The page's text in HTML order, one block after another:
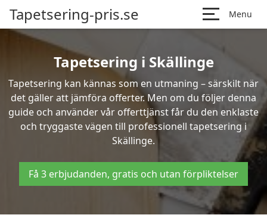
Tapetsering-pris.se Menu
Tapetsering i Skällinge
Tapetsering kan kännas som en utmaning – särskilt när
det gäller att jämföra offerter. Men om du följer denna
guide och använder vår offerttjänst får du den enklaste
och tryggaste vägen till professionell tapetsering i
Skällinge.
Få 3 erbjudanden, gratis och utan förpliktelser